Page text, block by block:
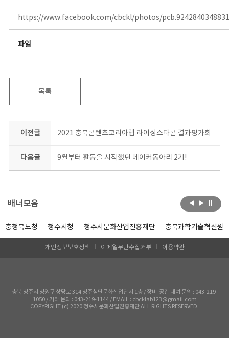
https://www.facebook.com/cbckl/photos/
파일
목록
이전글 2021 충북콘텐츠코리아랩 라이징스타콘 결과평가회
다음글 9월부터 활동을 시작했던 메이커동아리 2기!
배너모음
충청북도청 청주시청 청주시문화산업진흥재단 충북과학기술혁신원
개인정보보호정책 이메일무단수집거부 이용약관
충북 청주시 청원구 상당로 314 청주첨단문화산업단지 1층 / 장비-공간 대여 문의 : 043-219-
1050 / 기타 문의 : 043-219-1144 / EMAIL : cbcklab123@gmail.com
COPYRIGHT (c) 2020 청주시문화산업진흥재단 ALL RIGHTS RESERVED.